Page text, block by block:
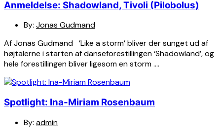
Anmeldelse: Shadowland, Tivoli (Pilobolus)
By: Jonas Gudmand
Af Jonas Gudmand ’Like a storm’ bliver der sunget ud af
højtalerne i starten af danseforestillingen ‘Shadowland’, og
hele forestillingen bliver ligesom en storm ….
Spotlight: Ina-Miriam Rosenbaum
By: admin